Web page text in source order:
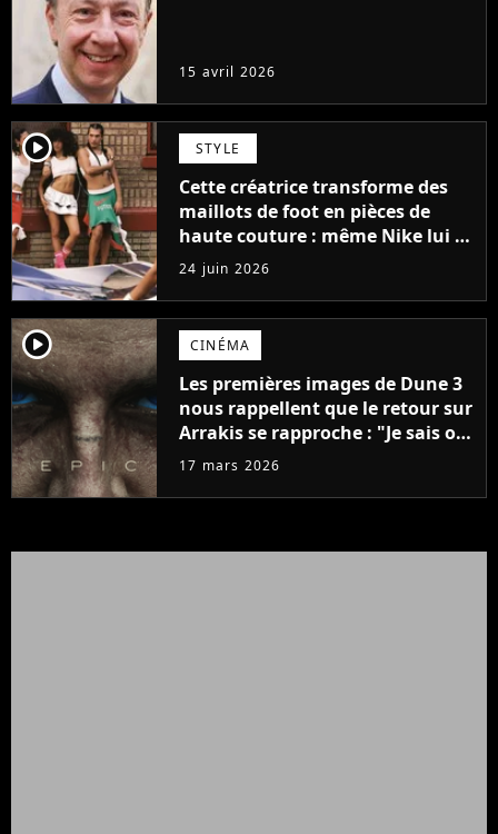
15 avril 2026
player2 STYLE
Cette créatrice transforme des
maillots de foot en pièces de
haute couture : même Nike lui a
confié une collection
24 juin 2026
player2 CINÉMA
Les premières images de Dune 3
nous rappellent que le retour sur
Arrakis se rapproche : "Je sais où
nous allons et que nous n'avons
17 mars 2026